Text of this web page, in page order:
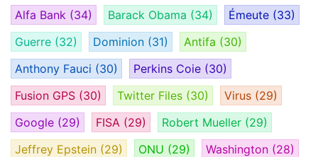
Alfa Bank (34) Barack Obama (34) Émeute (33)
Guerre (32) Dominion (31) Antifa (30)
Anthony Fauci (30) Perkins Coie (30)
Fusion GPS (30) Twitter Files (30) Virus (29)
Google (29) FISA (29) Robert Mueller (29)
Jeffrey Epstein (29) ONU (29) Washington (28)